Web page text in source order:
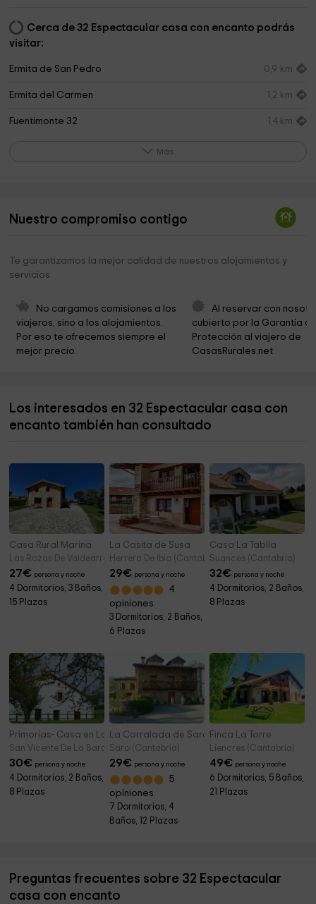
Cerca de 32 Espectacular casa con encanto podrás
visitar:
Ermita de San Pedro 0,9 km
Ermita del Carmen 1,2 km
Fuentimonte 32 1,4 km
Iglesia de El Salvador 2,6 km
Ermita de Santa Apolonia
Ermita de San Ibo
Okuda + Waone , Somo
Castro de la Garma 3,8 km
Nuestra Señora de Latas 3,8 km
Más
Nuestro compromiso contigo
Te garantizamos la mejor calidad de nuestros alojamientos y
servicios
No cargamos comisiones a los
viajeros, sino a los alojamientos.
Por eso te ofrecemos siempre el
mejor precio.
Al reservar con
cubierto por la Garantía
Protección al viajero de
CasasRurales.net
Los interesados en 32 Espectacular casa con
encanto también han consultado
Casa Rural Marina
Las Rozas De Valdearroyo (Cantabria)
27€ persona y noche
4 Dormitorios, 3 Baños,
15 Plazas
La Casita de Susa
Herrera De Ibio (Cantabria)
29€ persona y noche
4
opiniones
3 Dormitorios, 2 Baños,
6 Plazas
Casa La Tablía
Suances (Cantabria)
32€ persona y noche
4 Dormitorios, 2 Baños,
8 Plazas
Primorías- Casa en La Revilla
San Vicente De La Barquera (Cantabria)
30€ persona y noche
4 Dormitorios, 2 Baños,
8 Plazas
La Corralada de Saro
Saro (Cantabria)
29€ persona y noche
5
opiniones
7 Dormitorios, 4
Baños, 12 Plazas
Finca La Torre
Liencres (Cantabria)
49€ persona y noche
6 Dormitorios, 5 Baños,
21 Plazas
Preguntas frecuentes sobre 32 Espectacular
casa con encanto